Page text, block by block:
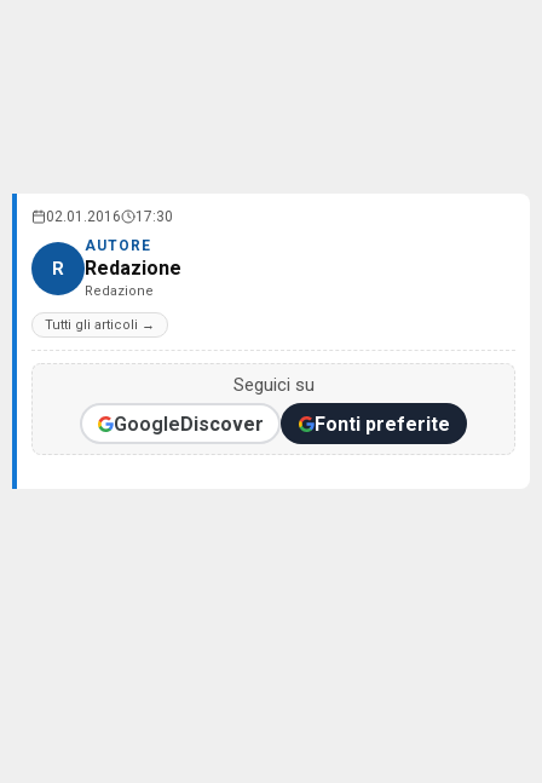
02.01.2016 17:30
R
AUTORE
Redazione
Redazione
Tutti gli articoli →
Seguici su
GoogleDiscover Fonti preferite